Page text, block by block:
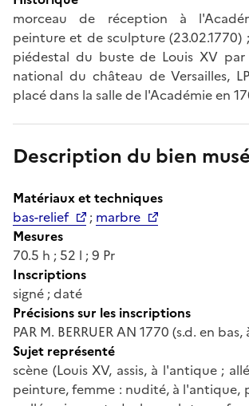
morceau de réception à
peinture et de sculpture (23.02.1770)
piédestal du buste de Louis XV par
national du château de Versailles,
placé dans la salle de l'Académie en
Description du bien
Matériaux et techniques
bas-relief
; marbre
Mesures
70.5 h ; 52 l ; 9 Pr
Inscriptions
signé ; daté
Précisions sur les inscriptions
PAR M. BERRUER AN 1770 (s.d. en
Sujet représenté
scène (Louis XV, assis, à l'antique ;
peinture, femme : nudité, à l'antique,